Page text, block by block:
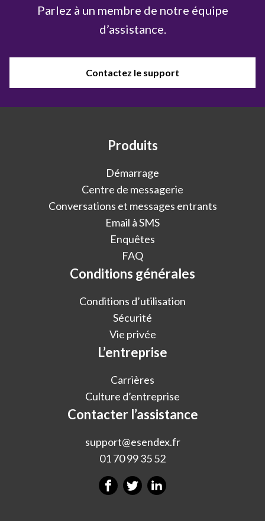
Parlez à un membre de notre équipe
d’assistance.
Contactez le support
Produits
Démarrage
Centre de messagerie
Conversations et messages entrants
Email à SMS
Enquêtes
FAQ
Conditions générales
Conditions d’utilisation
Sécurité
Vie privée
L’entreprise
Carrières
Culture d’entreprise
Contacter l’assistance
support@esendex.fr
01 70 99 35 52